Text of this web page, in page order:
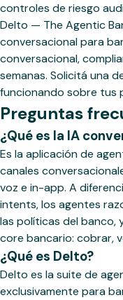
controles de riesgo
Delto — The Agentic
conversacional para
conversacional,
semanas. Solicitá una
funcionando sobre tus
Preguntas
¿Qué es la IA
Es la aplicación de
canales
voz e in-app. A
intents, los agentes
las políticas del banco,
core bancario: cobrar,
¿Qué es Delto?
Delto es la suite de
exclusivamente para